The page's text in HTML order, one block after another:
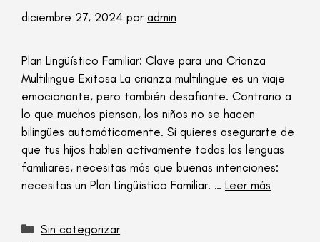
diciembre 27, 2024 por admin
Plan Lingüístico Familiar: Clave para una Crianza
Multilingüe Exitosa La crianza multilingüe es un viaje
emocionante, pero también desafiante. Contrario a
lo que muchos piensan, los niños no se hacen
bilingües automáticamente. Si quieres asegurarte de
que tus hijos hablen activamente todas las lenguas
familiares, necesitas más que buenas intenciones:
necesitas un Plan Lingüístico Familiar. … Leer más
Sin categorizar